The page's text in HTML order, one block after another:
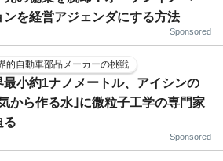
ンを経営アジェンダにする方法
Sponsored
的自動車部品メーカーの挑戦
最小約1ナノメートル、アイシンの
から作る水｣に微粒子工学の専門家
る
Sponsored